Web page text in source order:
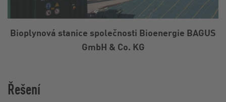
Bioplynová stanice společnosti Bioenergie BAGUS
GmbH & Co. KG
Řešení